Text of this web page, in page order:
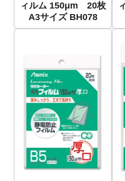
ィルム 150μm 20枚
A3サイズ BH078